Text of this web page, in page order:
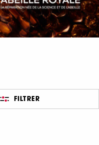
FILTRER